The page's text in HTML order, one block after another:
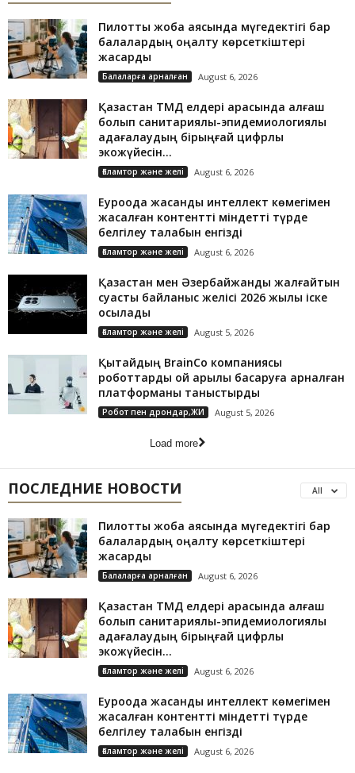
Пилоттық жоба аясында мүгедектігі бар
балалардың оңалту көрсеткіштері
жақсарды
Балаларға арналған August 6, 2026
Қазақстан ТМД елдері арасында алғаш
болып санитариялық-эпидемиологиялық
қадағалаудың бірыңғай цифрлық
экожүйесін...
Ғаламтор және желі August 6, 2026
Еуроодақ жасанды интеллект көмегімен
жасалған контентті міндетті түрде
белгілеу талабын енгізді
Ғаламтор және желі August 6, 2026
Қазақстан мен Әзербайжанды жалғайтын
суасты байланыс желісі 2026 жылы іске
қосылады
Ғаламтор және желі August 5, 2026
Қытайдың BrainCo компаниясы
роботтарды ой арқылы басқаруға арналған
платформаны таныстырды
Робот пен дрондар,ЖИ August 5, 2026
Load more
ПОСЛЕДНИЕ НОВОСТИ All
Пилоттық жоба аясында мүгедектігі бар
балалардың оңалту көрсеткіштері
жақсарды
Балаларға арналған August 6, 2026
Қазақстан ТМД елдері арасында алғаш
болып санитариялық-эпидемиологиялық
қадағалаудың бірыңғай цифрлық
экожүйесін...
Ғаламтор және желі August 6, 2026
Еуроодақ жасанды интеллект көмегімен
жасалған контентті міндетті түрде
белгілеу талабын енгізді
Ғаламтор және желі August 6, 2026